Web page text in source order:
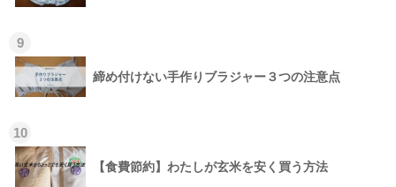
9
締め付けない手作りブラジャー３つの注意点
10
【食費節約】わたしが玄米を安く買う方法